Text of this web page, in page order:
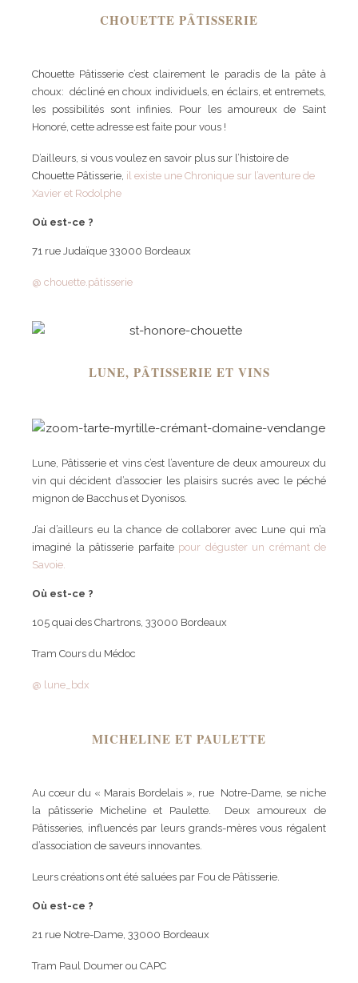
CHOUETTE PÂTISSERIE
Chouette Pâtisserie c’est clairement le paradis de la pâte à
choux: décliné en choux individuels, en éclairs, et entremets,
les possibilités sont infinies. Pour les amoureux de Saint
Honoré, cette adresse est faite pour vous !
D’ailleurs, si vous voulez en savoir plus sur l’histoire de
Chouette Pâtisserie, il existe une Chronique sur l’aventure de
Xavier et Rodolphe
Où est-ce ?
71 rue Judaïque 33000 Bordeaux
@ chouette.pâtisserie
LUNE, PÂTISSERIE ET VINS
Lune, Pâtisserie et vins c’est l’aventure de deux amoureux du
vin qui décident d’associer les plaisirs sucrés avec le péché
mignon de Bacchus et Dyonisos.
J’ai d’ailleurs eu la chance de collaborer avec Lune qui m’a
imaginé la pâtisserie parfaitepour déguster un crémant de
Savoie.
Où est-ce ?
105 quai des Chartrons, 33000 Bordeaux
Tram Cours du Médoc
@ lune_bdx
MICHELINE ET PAULETTE
Au cœur du « Marais Bordelais », rue Notre-Dame, se niche
la pâtisserie Micheline et Paulette. Deux amoureux de
Pâtisseries, influencés par leurs grands-mères vous régalent
d’association de saveurs innovantes.
Leurs créations ont été saluées par Fou de Pâtisserie.
Où est-ce ?
21 rue Notre-Dame, 33000 Bordeaux
Tram Paul Doumer ou CAPC